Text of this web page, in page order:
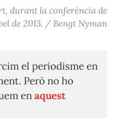
durant la conferència de
de 2013. / Bengt Nyman
el periodisme en
Però no ho
enaquest